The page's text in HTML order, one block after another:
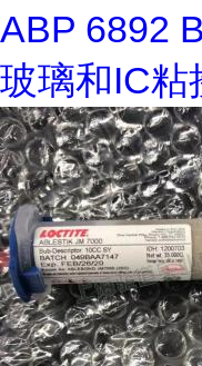
ABP 6892
玻璃和IC粘